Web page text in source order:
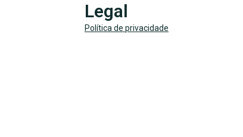
Legal
Política de privacidade